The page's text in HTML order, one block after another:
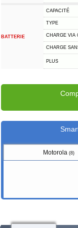
BATTERIE
CAPACITÉ
TYPE
CHARGE VIA
CHARGE
PLUS
Motorola (8)